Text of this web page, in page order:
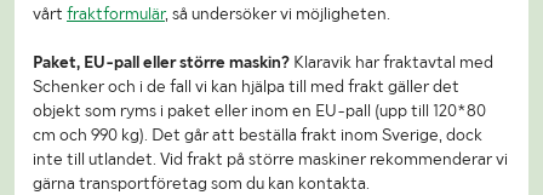
vårt fraktformulär, så undersöker vi möjligheten.
Paket, EU-pall eller större maskin? Klaravik har fraktavtal med
Schenker och i de fall vi kan hjälpa till med frakt gäller det
objekt som ryms i paket eller inom en EU-pall (upp till 120*80
cm och 990 kg). Det går att beställa frakt inom Sverige, dock
inte till utlandet. Vid frakt på större maskiner rekommenderar vi
gärna transportföretag som du kan kontakta.